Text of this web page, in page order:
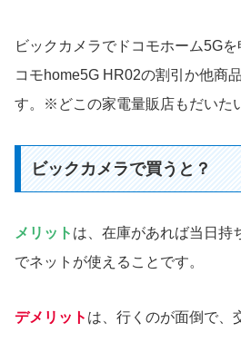
ビックカメラでドコモホーム5G
コモhome5G HR02の割引か他商
す。※どこの家電量販店もだいた
ビックカメラで買うと？
メリット は、在庫があれば当日持
でネットが使えることです。
デメリット は、行くのが面倒で、